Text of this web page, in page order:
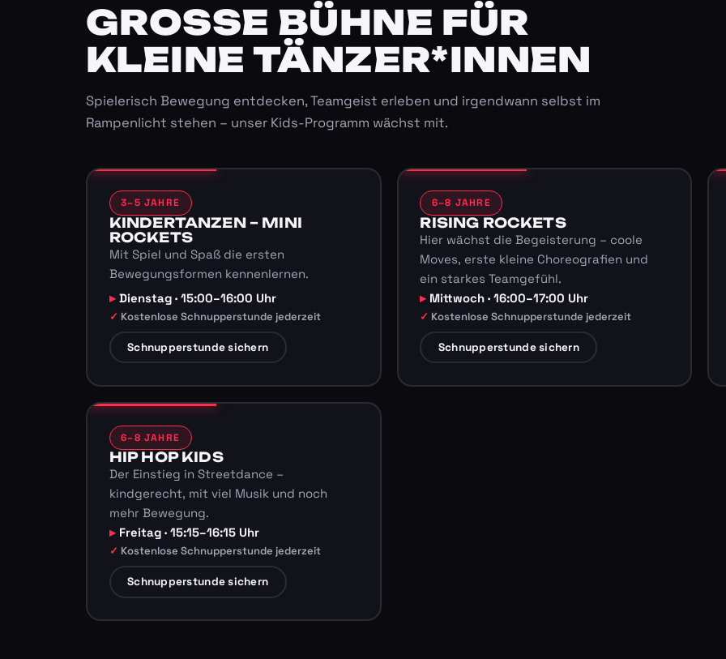
GROSSE BÜHNE FÜR K
LEINE TÄNZER*INNEN
Spielerisch Bewegung entdecken, Teamgeist erleben und irgendwann selbst im
Rampenlicht stehen – unser Kids-Programm wächst mit.
3–5 JAHRE
KINDERTANZEN – MINI
ROCKETS
Mit Spiel und Spaß die ersten
Bewegungsformen kennenlernen.
Dienstag · 15:00–16:00 Uhr
Kostenlose Schnupperstunde jederzeit
Schnupperstunde sichern
6–8 JAHRE
RISING ROCKETS
Hier wächst die Begeisterung – coole
Moves, erste kleine Choreografien und
ein starkes Teamgefühl.
Mittwoch · 16:00–17:00 Uhr
Kostenlose Schnupperstunde jederzeit
Schnupperstunde sichern
6–8 JAHRE
HIP HOP KIDS
Der Einstieg in Streetdance –
kindgerecht, mit viel Musik und noch
mehr Bewegung.
Freitag · 15:15–16:15 Uhr
Kostenlose Schnupperstunde jederzeit
Schnupperstunde sichern